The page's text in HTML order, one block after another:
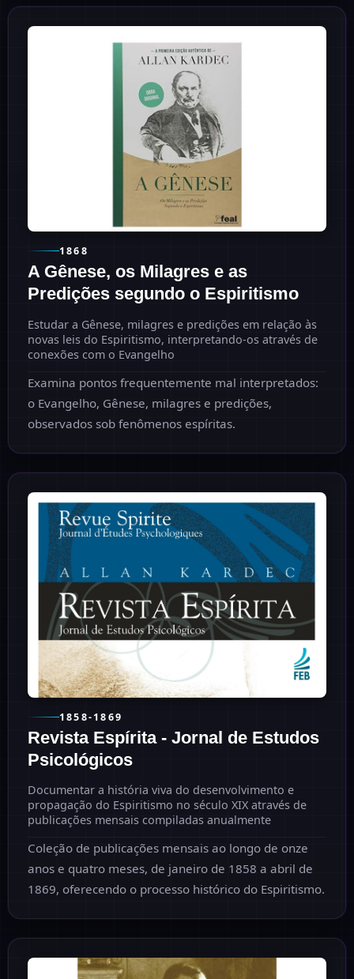
1868
A Gênese, os Milagres e as
Predições segundo o Espiritismo
Estudar a Gênese, milagres e predições em relação às
novas leis do Espiritismo, interpretando-os através de
conexões com o Evangelho
Examina pontos frequentemente mal interpretados:
o Evangelho, Gênese, milagres e predições,
observados sob fenômenos espíritas.
1858-1869
Revista Espírita - Jornal de Estudos
Psicológicos
Documentar a história viva do desenvolvimento e
propagação do Espiritismo no século XIX através de
publicações mensais compiladas anualmente
Coleção de publicações mensais ao longo de onze
anos e quatro meses, de janeiro de 1858 a abril de
1869, oferecendo o processo histórico do Espiritismo.